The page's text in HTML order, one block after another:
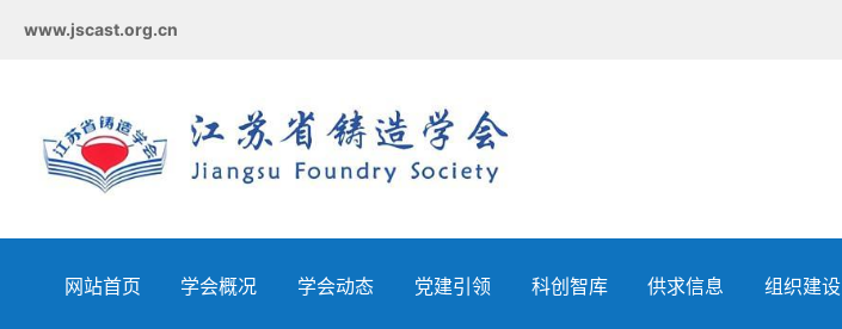
www.jscast.org.cn
网站首页 学会概况 学会动态 党建引领 科创智库 供求信息 组织建设